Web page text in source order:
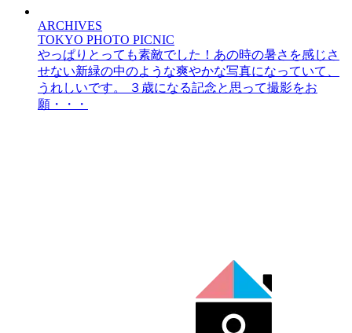
ARCHIVES
TOKYO PHOTO PICNIC
やっぱりとっても素敵でした！あの時の暑さを感じさ
せない新緑の中のような爽やかな写真になっていて、
うれしいです。 ３歳になる記念と思って撮影をお
願・・・